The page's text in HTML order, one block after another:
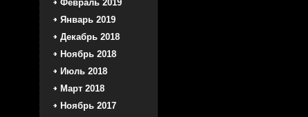
Февраль 2019
Январь 2019
Декабрь 2018
Ноябрь 2018
Июль 2018
Март 2018
Ноябрь 2017